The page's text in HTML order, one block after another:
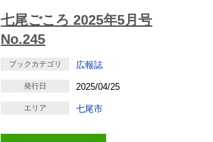
七尾ごころ 2025年5月号
No.245
ブックカテゴリ 広報誌
発行日 2025/04/25
エリア 七尾市